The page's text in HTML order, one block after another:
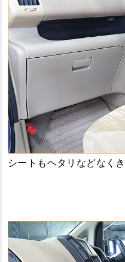
シートもヘタリなどなく